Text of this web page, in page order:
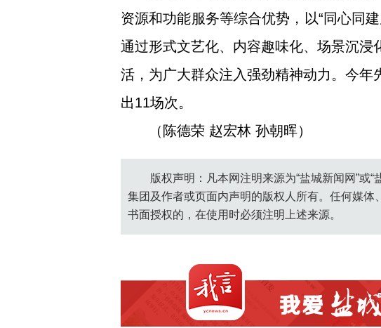
资源和功能服务等综合优势，以“同心同
通过形式文艺化、内容趣味化、场景沉
活，为广大群众注入强劲精神动力。今年
出11场次。
（陈德荣 赵宏林 孙朝晖）
版权声明：凡本网注明来源为“盐城新闻网”或
集团及作者或页面内声明的版权人所有。任何媒
书面授权的，在使用时必须注明上述来源。